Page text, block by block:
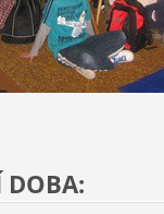
DOBA: